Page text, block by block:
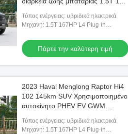
Τύπος ενέργειας: υβριδικά ηλεκτρικά
Μηχανή: 1.5T 167HP L4 Plug-in
Πάρτε την καλύτερη τιμή
2023 Haval Menglong Raptor Hi4
102 145km SUV Χρησιμοποιημένο
αυτοκίνητο PHEV EV GWM
Τύπος ενέργειας: υβριδικά ηλεκτρικά
Μηχανή: 1.5T 167HP L4 Plug-in